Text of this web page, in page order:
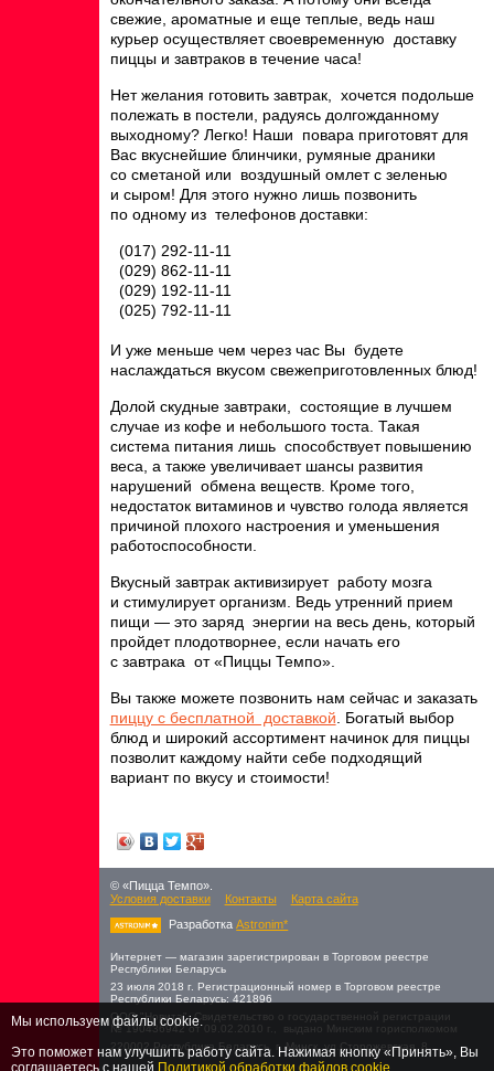
свежие, ароматные и еще теплые, ведь наш
курьер осуществляет своевременную доставку
пиццы и завтраков в течение часа!
Нет желания готовить завтрак, хочется подольше
полежать в постели, радуясь долгожданному
выходному? Легко! Наши повара приготовят для
Вас вкуснейшие блинчики, румяные драники
со сметаной или воздушный омлет с зеленью
и сыром! Для этого нужно лишь позвонить
по одному из телефонов доставки:
(017) 292-11-11
(029) 862-11-11
(029) 192-11-11
(025) 792-11-11
И уже меньше чем через час Вы будете
наслаждаться вкусом свежеприготовленных блюд!
Долой скудные завтраки, состоящие в лучшем
случае из кофе и небольшого тоста. Такая
система питания лишь способствует повышению
веса, а также увеличивает шансы развития
нарушений обмена веществ. Кроме того,
недостаток витаминов и чувство голода является
причиной плохого настроения и уменьшения
работоспособности.
Вкусный завтрак активизирует работу мозга
и стимулирует организм. Ведь утренний прием
пищи — это заряд энергии на весь день, который
пройдет плодотворнее, если начать его
с завтрака от «Пиццы Темпо».
Вы также можете позвонить нам сейчас и заказать
пиццу с бесплатной доставкой. Богатый выбор
блюд и широкий ассортимент начинок для пиццы
позволит каждому найти себе подходящий
вариант по вкусу и стоимости!
Мы используем файлы cookie.
Это поможет нам улучшить работу сайта. Нажимая кнопку «Принять», Вы
соглашаетесь с нашей Политикой обработки файлов cookie
© «Пицца Темпо».
Условия доставки
Контакты
Карта сайта
РазработкаAstronim*
Интернет — магазин зарегистрирован в Торговом реестре
Республики Беларусь
23 июля 2018 г. Регистрационный номер в Торговом реестре
Республики Беларусь: 421896
ООО "Новита" Свидетельство о государственной регистрации
№ 190436942 от 09.02.2010 г., выдано Минским горисполкомом
220002,Республика Беларусь, г. Минск, ул.Cторожевская, 8